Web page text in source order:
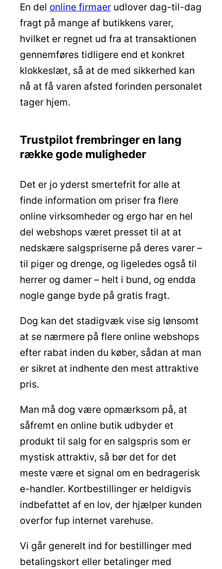
En del online firmaer udlover dag-til-dag
fragt på mange af butikkens varer,
hvilket er regnet ud fra at transaktionen
gennemføres tidligere end et konkret
klokkeslæt, så at de med sikkerhed kan
nå at få varen afsted forinden personalet
tager hjem.
Trustpilot frembringer en lang
række gode muligheder
Det er jo yderst smertefrit for alle at
finde information om priser fra flere
online virksomheder og ergo har en hel
del webshops været presset til at at
nedskære salgspriserne på deres varer –
til piger og drenge, og ligeledes også til
herrer og damer – helt i bund, og endda
nogle gange byde på gratis fragt.
Dog kan det stadigvæk vise sig lønsomt
at se nærmere på flere online webshops
efter rabat inden du køber, sådan at man
er sikret at indhente den mest attraktive
pris.
Man må dog være opmærksom på, at
såfremt en online butik udbyder et
produkt til salg for en salgspris som er
mystisk attraktiv, så bør det for det
meste være et signal om en bedragerisk
e-handler. Kortbestillinger er heldigvis
indbefattet af en lov, der hjælper kunden
overfor fup internet varehuse.
Vi går generelt ind for bestillinger med
betalingskort eller betalinger med